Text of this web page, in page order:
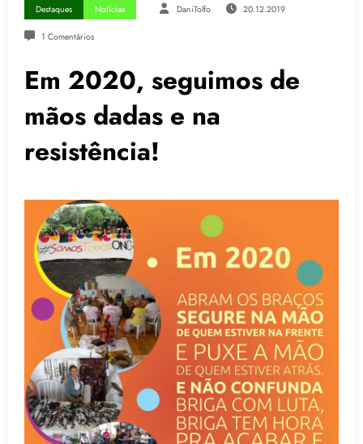
Destaques Notícias DaniTolfo 20.12.2019
1 Comentários
Em 2020, seguimos de
mãos dadas e na
resistência!